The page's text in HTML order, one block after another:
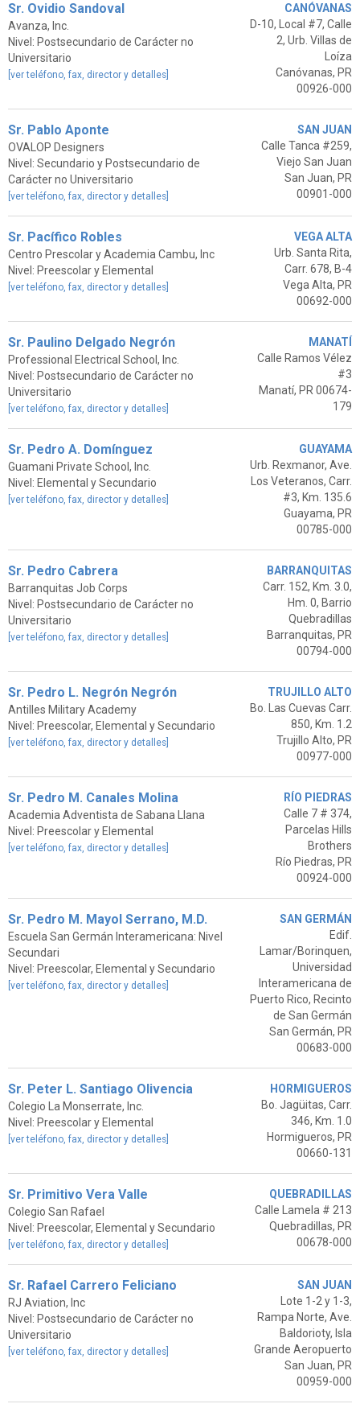
Sr. Ovidio Sandoval
Avanza, Inc.
Nivel: Postsecundario de Carácter no
Universitario
[ver teléfono, fax, director y detalles]
CANÓVANAS
D-10, Local #7, Calle
2, Urb. Villas de
Loíza
Canóvanas, PR
00926-000
Sr. Pablo Aponte
OVALOP Designers
Nivel: Secundario y Postsecundario de
Carácter no Universitario
[ver teléfono, fax, director y detalles]
SAN JUAN
Calle Tanca #259,
Viejo San Juan
San Juan, PR
00901-000
Sr. Pacífico Robles
Centro Prescolar y Academia Cambu, Inc
Nivel: Preescolar y Elemental
[ver teléfono, fax, director y detalles]
VEGA ALTA
Urb. Santa Rita,
Carr. 678, B-4
Vega Alta, PR
00692-000
Sr. Paulino Delgado Negrón
Professional Electrical School, Inc.
Nivel: Postsecundario de Carácter no
Universitario
[ver teléfono, fax, director y detalles]
MANATÍ
Calle Ramos Vélez
#3
Manatí, PR 00674-
179
Sr. Pedro A. Domínguez
Guamani Private School, Inc.
Nivel: Elemental y Secundario
[ver teléfono, fax, director y detalles]
GUAYAMA
Urb. Rexmanor, Ave.
Los Veteranos, Carr.
#3, Km. 135.6
Guayama, PR
00785-000
Sr. Pedro Cabrera
Barranquitas Job Corps
Nivel: Postsecundario de Carácter no
Universitario
[ver teléfono, fax, director y detalles]
BARRANQUITAS
Carr. 152, Km. 3.0,
Hm. 0, Barrio
Quebradillas
Barranquitas, PR
00794-000
Sr. Pedro L. Negrón Negrón
Antilles Military Academy
Nivel: Preescolar, Elemental y Secundario
[ver teléfono, fax, director y detalles]
TRUJILLO ALTO
Bo. Las Cuevas Carr.
850, Km. 1.2
Trujillo Alto, PR
00977-000
Sr. Pedro M. Canales Molina
Academia Adventista de Sabana Llana
Nivel: Preescolar y Elemental
[ver teléfono, fax, director y detalles]
RÍO PIEDRAS
Calle 7 # 374,
Parcelas Hills
Brothers
Río Piedras, PR
00924-000
Sr. Pedro M. Mayol Serrano, M.D.
Escuela San Germán Interamericana: Nivel
Secundari
Nivel: Preescolar, Elemental y Secundario
[ver teléfono, fax, director y detalles]
SAN GERMÁN
Edif.
Lamar/Borinquen,
Universidad
Interamericana de
Puerto Rico, Recinto
de San Germán
San Germán, PR
00683-000
Sr. Peter L. Santiago Olivencia
Colegio La Monserrate, Inc.
Nivel: Preescolar y Elemental
[ver teléfono, fax, director y detalles]
HORMIGUEROS
Bo. Jagüitas, Carr.
346, Km. 1.0
Hormigueros, PR
00660-131
Sr. Primitivo Vera Valle
Colegio San Rafael
Nivel: Preescolar, Elemental y Secundario
[ver teléfono, fax, director y detalles]
QUEBRADILLAS
Calle Lamela # 213
Quebradillas, PR
00678-000
Sr. Rafael Carrero Feliciano
RJ Aviation, Inc
Nivel: Postsecundario de Carácter no
Universitario
[ver teléfono, fax, director y detalles]
SAN JUAN
Lote 1-2 y 1-3,
Rampa Norte, Ave.
Baldorioty, Isla
Grande Aeropuerto
San Juan, PR
00959-000